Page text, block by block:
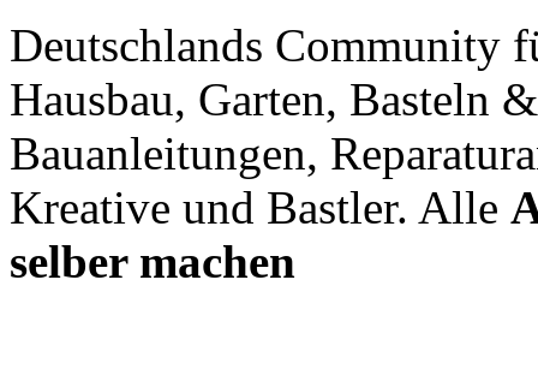
Deutschlands Community
Hausbau, Garten, Basteln
Bauanleitungen,
Kreative und Bastler. Alle
selber machen